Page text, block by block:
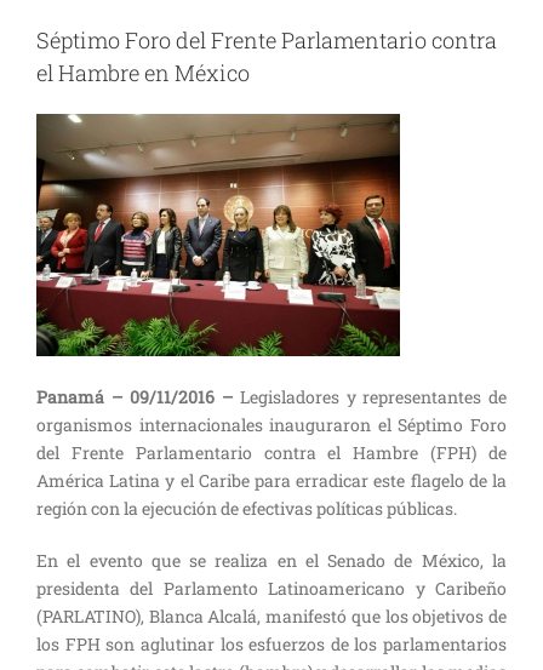
PARLATINO felicita a la
Presidenta de la Asamblea
JULIO 29, 2026
Séptimo Foro del Frente Parlamentario contra
el Hambre en México
Panamá – 09/11/2016 –Legisladores y representantes de
organismos internacionales inauguraron el Séptimo Foro
del Frente Parlamentario contra el Hambre (FPH) de
América Latina y el Caribe para erradicar este flagelo de la
región con la ejecución de efectivas políticas públicas.
En el evento que se realiza en el Senado de México, la
presidenta del Parlamento Latinoamericano y Caribeño
(PARLATINO), Blanca Alcalá, manifestó que los objetivos de
los FPH son aglutinar los esfuerzos de los parlamentarios